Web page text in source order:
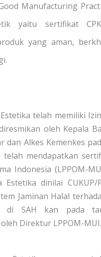
Manufacturing
yaitu sertifikat
yang aman,
Estetika telah memiliki
oleh Kepala
dan Alkes Kemenkes
telah mendapatkan
Indonesia (LPPOM-
Estetika dinilai CUKUP/
Jaminan Halal
di SAH kan pada
Direktur LPPOM-MUI.